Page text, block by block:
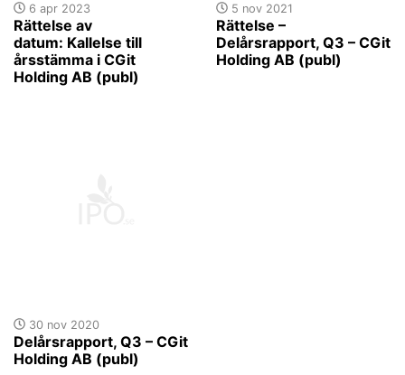
6 apr 2023
Rättelse av
datum: Kallelse till
årsstämma i CGit
Holding AB (publ)
5 nov 2021
Rättelse –
Delårsrapport, Q3 – CGit
Holding AB (publ)
30 nov 2020
Delårsrapport, Q3 – CGit
Holding AB (publ)